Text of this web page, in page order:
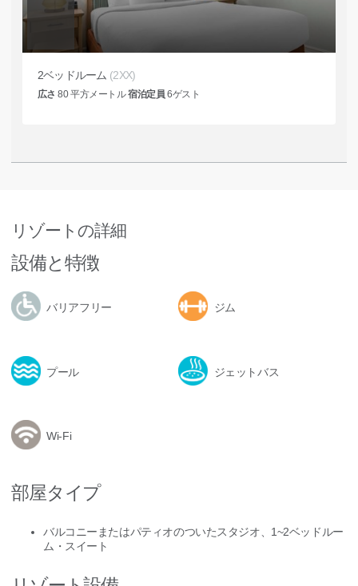
2ベッドルーム (2XX)
広さ 80平方メートル宿泊定員 6ゲスト
リゾートの詳細
設備と特徴
バリアフリー ジム
プール ジェットバス
Wi-Fi
部屋タイプ
バルコニーまたはパティオのついたスタジオ、1~2ベッドルー
ム・スイート